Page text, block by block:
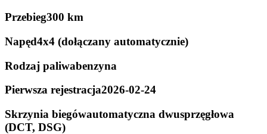
Przebieg300 km
Napęd4x4 (dołączany automatycznie)
Rodzaj paliwabenzyna
Pierwsza rejestracja2026-02-24
Skrzynia biegówautomatyczna dwusprzęgłowa
(DCT, DSG)